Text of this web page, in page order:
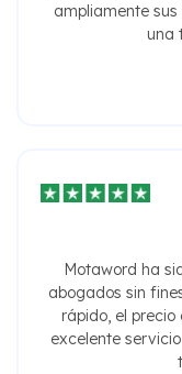
ampliamente
una
Motaword ha
abogados sin
rápido, el precio
excelente